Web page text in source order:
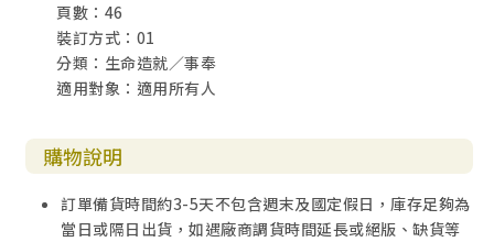
頁數：46
裝訂方式：01
分類：生命造就／事奉
適用對象：適用所有人
購物說明
訂單備貨時間約3-5天不包含週末及國定假日，庫存足夠為
當日或隔日出貨，如遇廠商調貨時間延長或絕版、缺貨等